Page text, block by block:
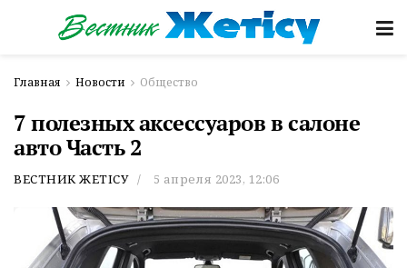
Главная Новости Общество
7 полезных аксессуаров в салоне
авто Часть 2
ВЕСТНИК ЖЕТІСУ 5 апреля 2023, 12:06